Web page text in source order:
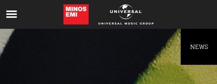
NEWS
Like being first?
Get news from your favorite artists before
everyone else.